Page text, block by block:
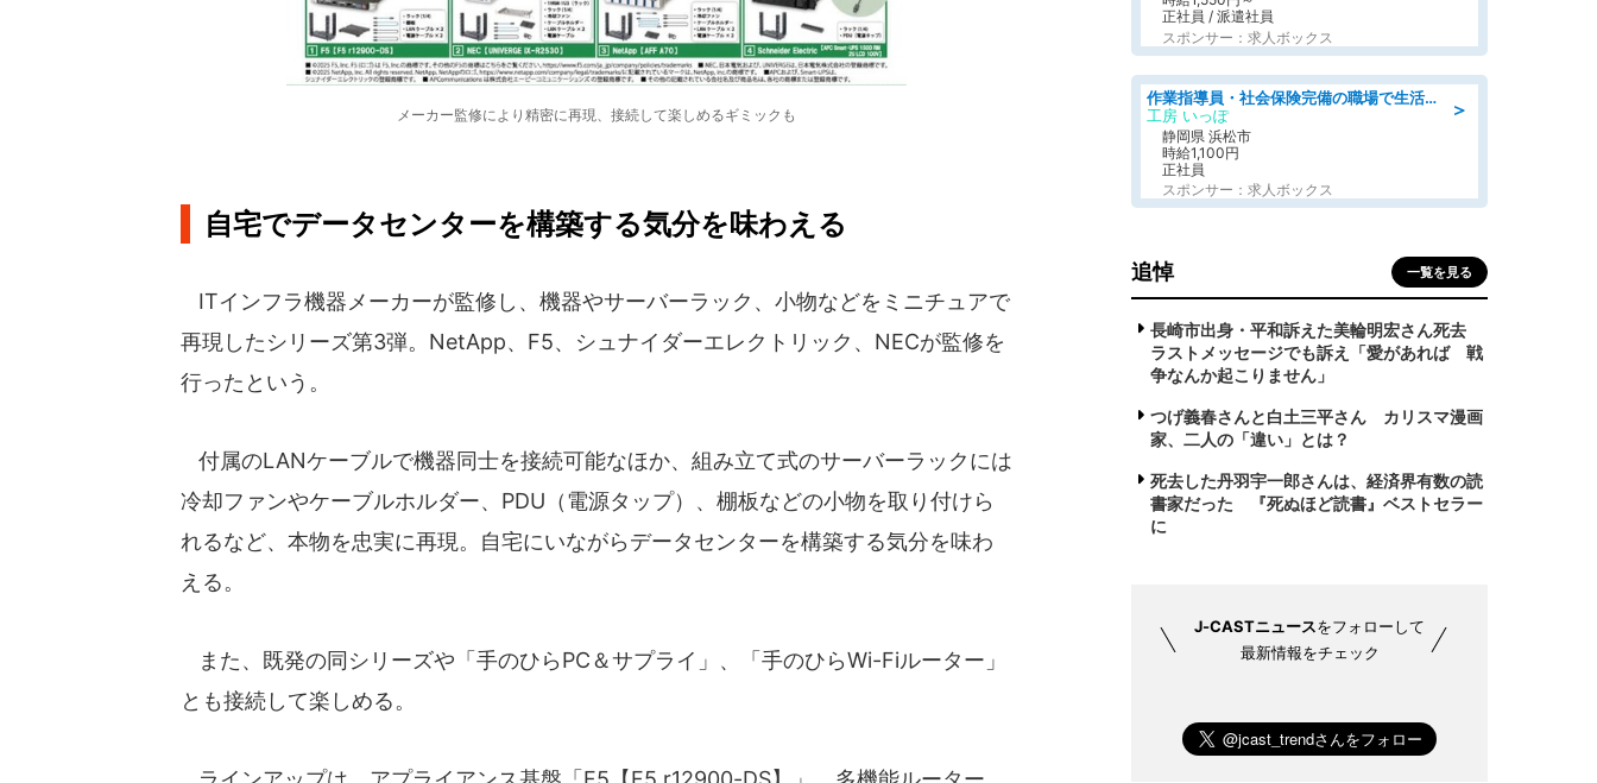
メーカー監修により精密に再現、接続して楽しめるギミックも
自宅でデータセンターを構築する気分を味わえる
ITインフラ機器メーカーが監修し、機器やサーバーラック、小物などをミニチュアで
再現したシリーズ第3弾。NetApp、F5、シュナイダーエレクトリック、NECが監修を
行ったという。
付属のLANケーブルで機器同士を接続可能なほか、組み立て式のサーバーラックには
冷却ファンやケーブルホルダー、PDU（電源タップ）、棚板などの小物を取り付けら
れるなど、本物を忠実に再現。自宅にいながらデータセンターを構築する気分を味わ
える。
また、既発の同シリーズや「手のひらPC＆サプライ」、「手のひらWi-Fiルーター」
とも接続して楽しめる。
正社員 / 派遣社員
スポンサー：求人ボックス
＞
作業指導員・社会保険完備の職場で生活支援員
工房 いっぽ
静岡県 浜松市
時給1,100円
正社員
スポンサー：求人ボックス
追悼 一覧を見る
長崎市出身・平和訴えた美輪明宏さん死去
ラストメッセージでも訴え「愛があれば 戦
争なんか起こりません」
つげ義春さんと白土三平さん カリスマ漫画
家、二人の「違い」とは？
死去した丹羽宇一郎さんは、経済界有数の読
書家だった 『死ぬほど読書』ベストセラー
に
J-CASTニュースをフォローして
最新情報をチェック